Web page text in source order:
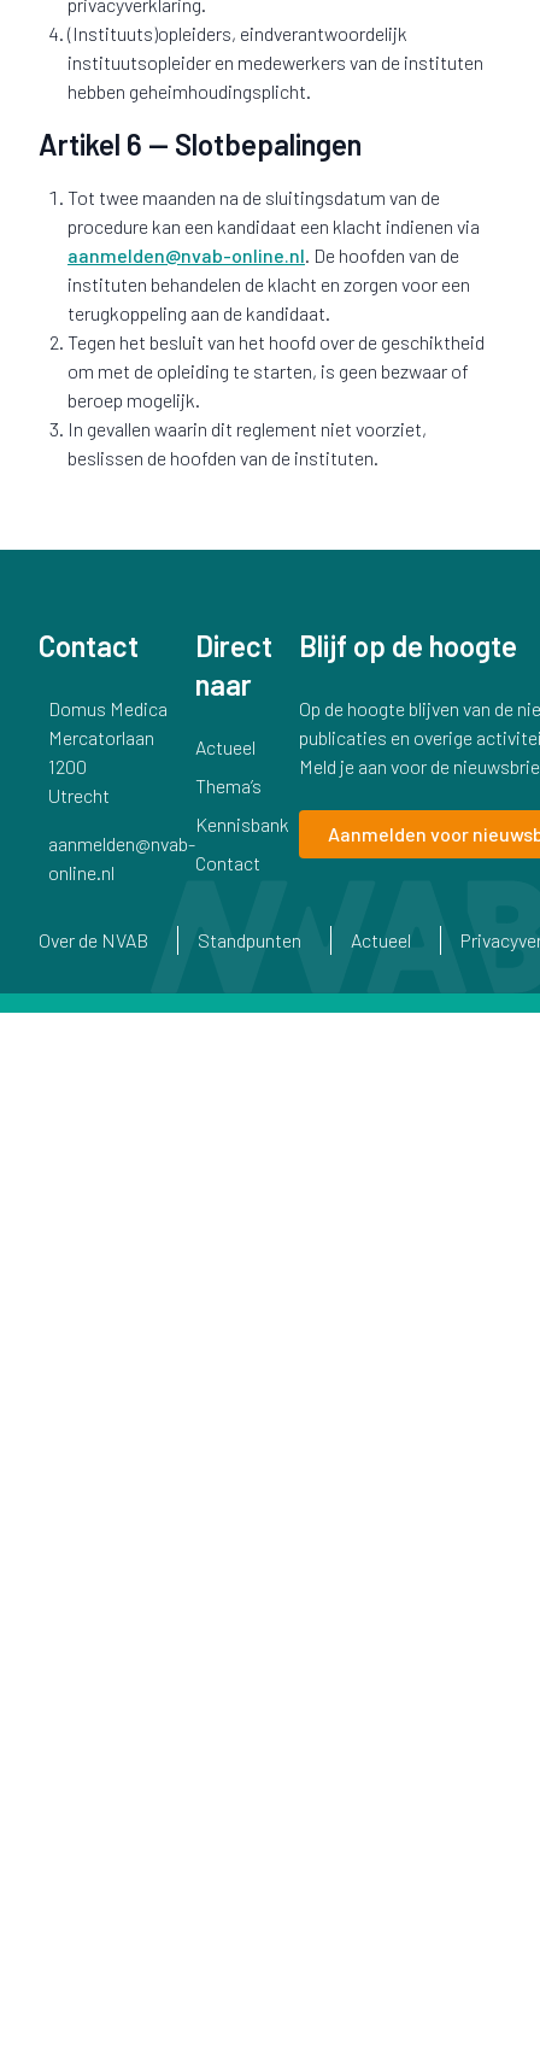
(Instituuts)opleiders, eindverantwoordelijk
instituutsopleider en medewerkers van de instituten
hebben geheimhoudingsplicht.
Artikel 6 — Slotbepalingen
Tot twee maanden na de sluitingsdatum van de
procedure kan een kandidaat een klacht indienen via
aanmelden@nvab-online.nl. De hoofden van de
instituten behandelen de klacht en zorgen voor een
terugkoppeling aan de kandidaat.
Tegen het besluit van het hoofd over de geschiktheid
om met de opleiding te starten, is geen bezwaar of
beroep mogelijk.
In gevallen waarin dit reglement niet voorziet,
beslissen de hoofden van de instituten.
Contact
Adres
Domus Medica
Mercatorlaan
1200
Utrecht
E-mail
aanmelden@nvab-
online.nl
Direct
naar
Actueel
Thema’s
Kennisbank
Contact
Blijf op de hoogte
Op de hoogte blijven van de
publicaties en overige
Meld je aan voor de
Aanmelden voor
Over de NVAB Standpunten Actueel